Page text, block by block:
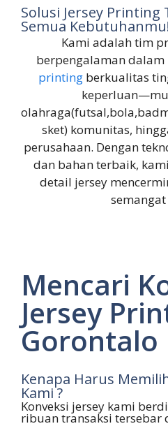
Solusi Jersey
Semua
Kami adalah tim
berpengalaman
printingberkualitas
sket) komunitas,
perusahaan. Dengan
dan bahan terbaik,
detail jersey
Mencari
Jersey
Gorontalo
Kenapa Harus
Kami ?
Konveksi jersey kami
ribuan transaksi tersebar